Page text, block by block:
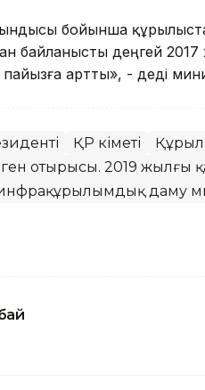
бойынша
байланысты деңгей
артты», - деді
ҚР Үкіметі
отырысы. 2019 жылғы
даму